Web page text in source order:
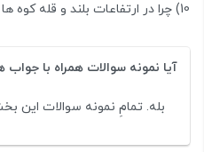
10) چرا در ارتفاعات بلند و قله کوه ها برف دیرتر آب می شود؟
آیا نمونه سوالات همراه با جواب
بله. تمامِ نمونه سوالات این